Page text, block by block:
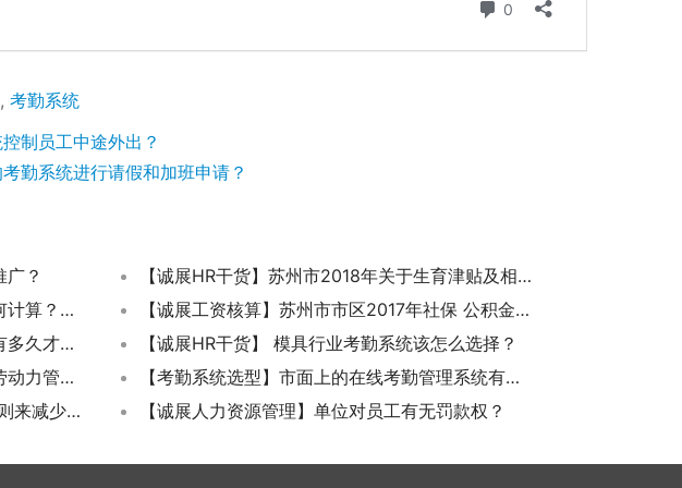
, 考勤系统
制员工中途外出？
勤系统进行请假和加班申请？
？
【诚展HR干货】苏州市2018年关于生育津贴及相关报销流程及其规定是怎样的？
【诚展工资核算】员工离职赔偿金该如何计算？违法解除或终止劳动合同案例
【诚展工资核算】苏州市市区2017年社保 公积金缴费基数 缴费比例分别是多少
【考勤易分享】入职后员工试用期应该有多久才合规合法？
【诚展HR干货】 模具行业考勤系统该怎么选择？
【考勤易分享】人工智能在员工排班和劳动力管理中的作用
【考勤系统选型】市面上的在线考勤管理系统有哪些？
【考勤管理干货】HR该怎样设置考勤规则来减少公司的考勤异常？
【诚展人力资源管理】单位对员工有无罚款权？